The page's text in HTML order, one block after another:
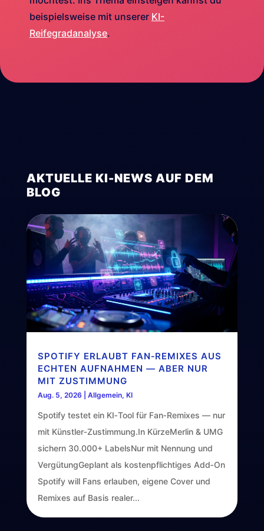
beispielsweise mit unserer KI-
Reifegradanalyse.
AKTUELLE KI-NEWS AUF DEM
BLOG
SPOTIFY ERLAUBT FAN‑REMIXES AUS
ECHTEN AUFNAHMEN — ABER NUR
MIT ZUSTIMMUNG
Aug. 5, 2026 Allgemein, KI
Spotify testet ein KI‑Tool für Fan‑Remixes — nur
mit Künstler‑Zustimmung.In KürzeMerlin & UMG
sichern 30.000+ LabelsNur mit Nennung und
VergütungGeplant als kostenpflichtiges Add‑On
Spotify will Fans erlauben, eigene Cover und
Remixes auf Basis realer...